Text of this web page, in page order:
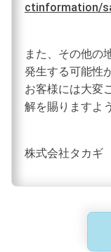
ctinformation/
また、その他の
発生する可能性
お客様には大変
解を賜りますよ
株式会社タカギ